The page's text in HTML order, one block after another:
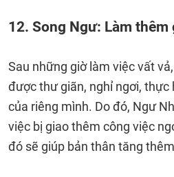
12. Song Ngư: Làm thêm
Sau những giờ làm việc vất
được thư giãn, nghỉ ngơi, thực
của riêng mình. Do đó, Ngư
việc bị giao thêm công việc
đó sẽ giúp bản thân tăng